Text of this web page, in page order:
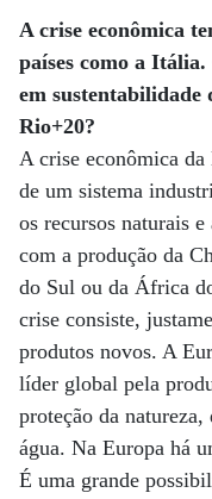
A crise econômica
países como a
em sustentabilidade
Rio+20?
A crise econômica da
de um sistema
os recursos naturais
com a produção da
do Sul ou da África
crise consiste,
produtos novos. A
líder global pela
proteção da natureza,
água. Na Europa há
É uma grande